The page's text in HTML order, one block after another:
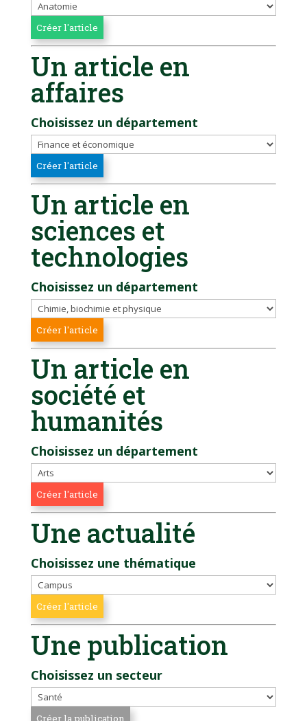
Un article en
affaires
Choisissez un département
Un article en
sciences et
technologies
Choisissez un département
Un article en
société et
humanités
Choisissez un département
Une actualité
Choisissez une thématique
Une publication
Choisissez un secteur